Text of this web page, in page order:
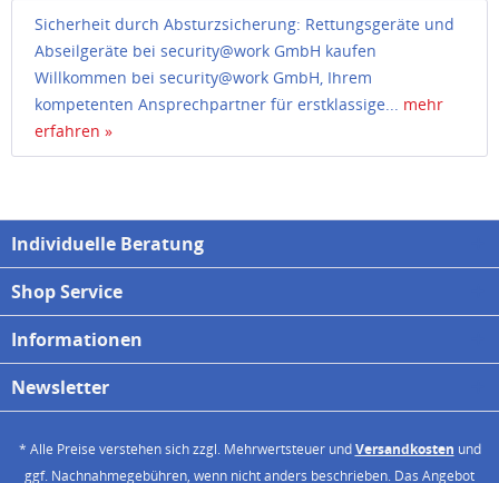
Sicherheit durch Absturzsicherung: Rettungsgeräte und
Abseilgeräte bei security@work GmbH kaufen
Willkommen bei security@work GmbH, Ihrem
kompetenten Ansprechpartner für erstklassige... mehr
erfahren »
Individuelle Beratung
Shop Service
Informationen
Newsletter
* Alle Preise verstehen sich zzgl. Mehrwertsteuer undVersandkosten und
ggf. Nachnahmegebühren, wenn nicht anders beschrieben. Das Angebot